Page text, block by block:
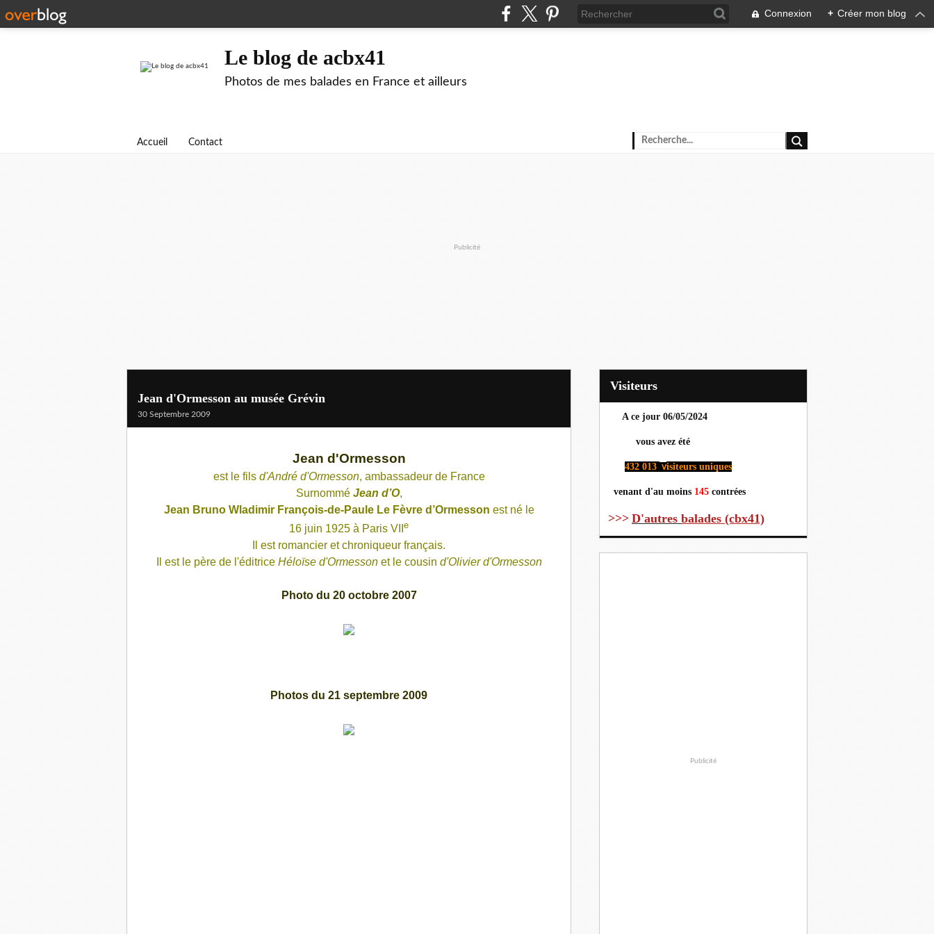
Connexion + Créer mon blog
Le blog de acbx41
Photos de mes balades en France et ailleurs
Accueil Contact
Publicité
Jean d'Ormesson au musée Grévin
30 Septembre 2009
Jean d'Ormesson
est le fils d'André d'Ormesson, ambassadeur de France
Surnommé Jean d’O,
Jean Bruno Wladimir François-de-Paule Le Fèvre d’Ormesson est né le
16 juin 1925 à Paris VII e
Il est romancier et chroniqueur français.
Il est le père de l'éditrice Héloïse d'Ormesson et le cousin d'Olivier d'Ormesson
Photo du 20 octobre 2007
Photos du 21 septembre 2009
Visiteurs
A ce jour 06/05/2024
vous avez été
432 013 visiteurs uniques
venant d'au moins 145 contrées
>>> D'autres balades (cbx41)
Publicité